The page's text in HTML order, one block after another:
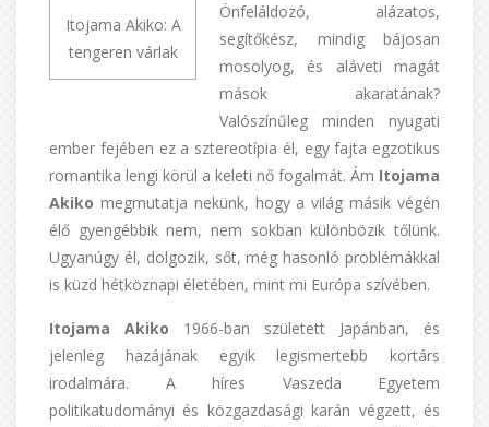
Itojama Akiko: A
tengeren várlak
Önfeláldozó, alázatos,
segítőkész, mindig bájosan
mosolyog, és aláveti magát
mások akaratának?
Valószínűleg minden nyugati
ember fejében ez a sztereotípia él, egy fajta egzotikus
romantika lengi körül a keleti nő fogalmát. Ám Itojama
Akiko megmutatja nekünk, hogy a világ másik végén
élő gyengébbik nem, nem sokban különbözik tőlünk.
Ugyanúgy él, dolgozik, sőt, még hasonló problémákkal
is küzd hétköznapi életében, mint mi Európa szívében.
Itojama Akiko 1966-ban született Japánban, és
jelenleg hazájának egyik legismertebb kortárs
irodalmára. A híres Vaszeda Egyetem
politikatudományi és közgazdasági karán végzett, és